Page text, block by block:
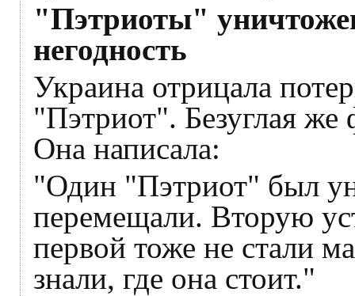
"Пэтриоты"
негодность
Украина отрицала
"Пэтриот". Безуглая же
Она написала:
"Один "Пэтриот" был
перемещали. Вторую
первой тоже не стали
знали, где она стоит."